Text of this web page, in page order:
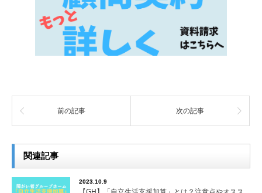
前の記事 次の記事
関連記事
2023.10.9